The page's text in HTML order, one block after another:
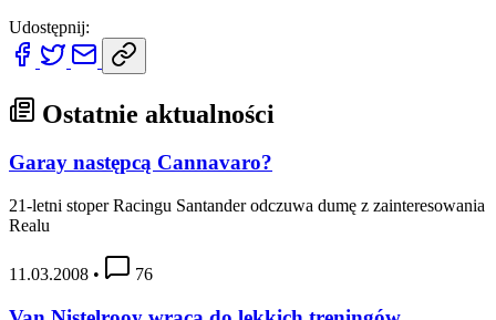
Udostępnij:
Ostatnie aktualności
Garay następcą Cannavaro?
21-letni stoper Racingu Santander odczuwa dumę z zainteresowania
Realu
11.03.2008 • 76